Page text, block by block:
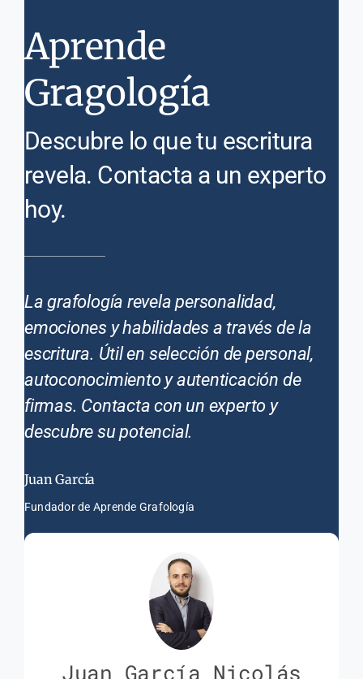
Aprende
Gragología
Descubre lo que tu escritura
revela. Contacta a un experto
hoy.
La grafología revela personalidad,
emociones y habilidades a través de la
escritura. Útil en selección de personal,
autoconocimiento y autenticación de
firmas. Contacta con un experto y
descubre su potencial.
Juan García
Fundador de Aprende Grafología
Juan García Nicolás